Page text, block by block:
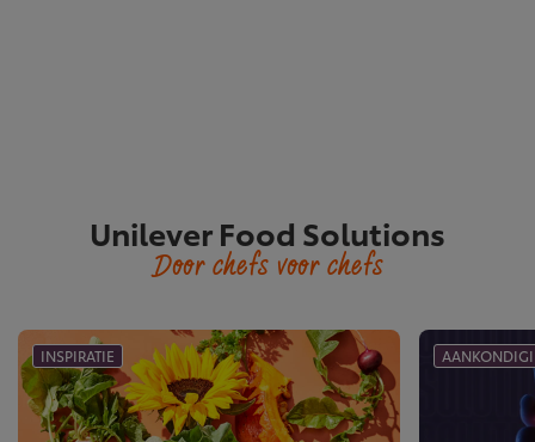
Unilever Food Solutions
Door chefs voor chefs
INSPIRATIE